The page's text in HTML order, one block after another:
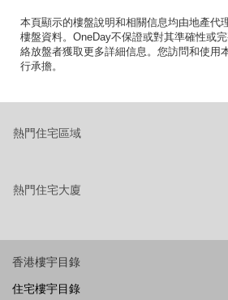
本頁顯示的樓盤說明和相關信息均由地產代
樓盤資料。OneDay不保證或對其準確性或
絡放盤者獲取更多詳細信息。您訪問和使用
行承擔。
熱門住宅區域
熱門住宅大廈
香港樓宇目錄
住宅樓宇目錄